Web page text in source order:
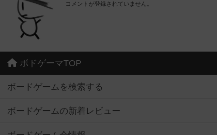
コメントが登録されていません。
ボドゲーマTOP
ボードゲームを検索する
ボードゲームの新着レビュー